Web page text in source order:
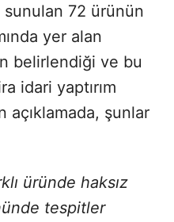
sunulan 72 ürünün
yer alan
belirlendiği ve bu
idari yaptırım
açıklamada, şunlar
üründe haksız
tespitler